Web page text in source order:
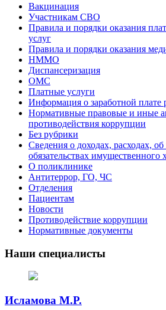
Вакцинация
Участникам СВО
Правила и порядки оказания
услуг
Правила и порядки оказания
НММО
Диспансеризация
ОМС
Платные услуги
Информация о заработной плате
Нормативные правовые и иные
противодействия коррупции
Без рубрики
Сведения о доходах, расходах,
обязательствах имущественного
О поликлинике
Антитеррор, ГО, ЧС
Отделения
Пациентам
Новости
Противодействие коррупции
Нормативные документы
Наши специалисты
Исламова М.Р.